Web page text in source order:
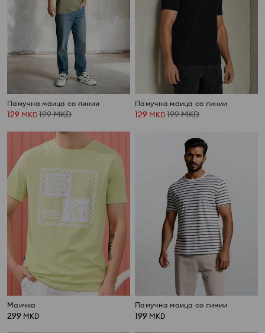
Памучна маица со линии
129 MKD 199MKD
Памучна маица со линии
129 MKD 199MKD
Маичка
299 MKD
Памучна маица со линии
199 MKD